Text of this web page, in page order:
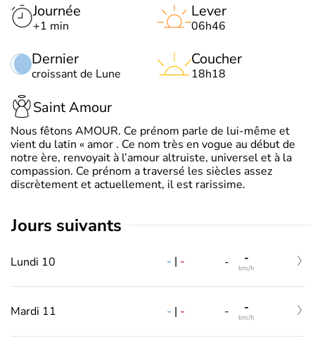
Journée
+1 min
Dernier
croissant de Lune
Lever
06h46
Coucher
18h18
Saint Amour
Nous fêtons AMOUR. Ce prénom parle de lui-même et
vient du latin « amor . Ce nom très en vogue au début de
notre ère, renvoyait à l’amour altruiste, universel et à la
compassion. Ce prénom a traversé les siècles assez
discrètement et actuellement, il est rarissime.
jours suivants
Lundi 10 - | - - -
km/h
Mardi 11 - | - - -
km/h